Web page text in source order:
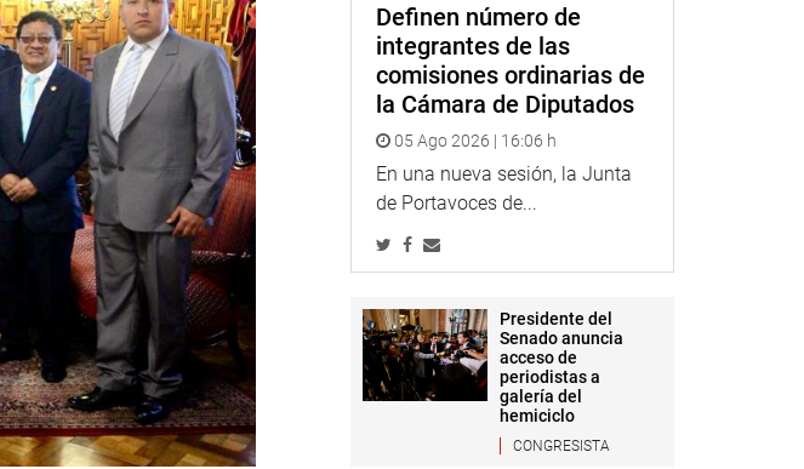
Definen número de
integrantes de las
comisiones ordinarias de
la Cámara de Diputados
05 Ago 2026 | 16:06 h
En una nueva sesión, la Junta
de Portavoces de...
Presidente del
Senado anuncia
acceso de
periodistas a
galería del
hemiciclo
CONGRESISTA